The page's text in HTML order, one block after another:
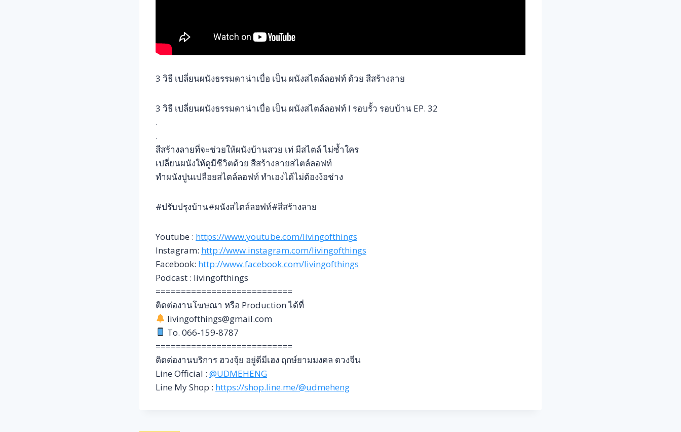
3 วิธี เปลี่ยนผนังธรรมดาน่าเบื่อ เป็น ผนังสไตล์ลอฟท์ ด้วย สีสร้างลาย
3 วิธี เปลี่ยนผนังธรรมดาน่าเบื่อ เป็น ผนังสไตล์ลอฟท์ l รอบรั้ว รอบบ้าน EP. 32
.
.
สีสร้างลายที่จะช่วยให้ผนังบ้านสวย เท่ มีสไตล์ ไม่ซ้ำใคร
เปลี่ยนผนังให้ดูมีชีวิตด้วย สีสร้างลายสไตล์ลอฟท์
ทำผนังปูนเปลือยสไตล์ลอฟท์ ทำเองได้ไม่ต้องง้อช่าง
#ปรับปรุงบ้าน#ผนังสไตล์ลอฟท์#สีสร้างลาย
Youtube : https://www.youtube.com/livingofthings
Instagram: http://www.instagram.com/livingofthings
Facebook: http://www.facebook.com/livingofthings
Podcast : livingofthings
===========================
ติดต่องานโฆษณา หรือ Production ได้ที่
livingofthings@gmail.com
To. 066-159-8787
===========================
ติดต่องานบริการ ฮวงจุ้ย อยู่ดีมีเฮง ฤกษ์ยามมงคล ดวงจีน
Line Official : @UDMEHENG
Line My Shop : https://shop.line.me/@udmeheng